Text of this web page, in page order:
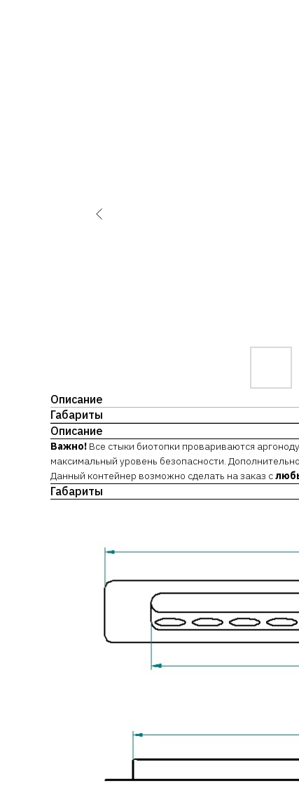
Описание
Габариты
Описание
Важно! ​Все стыки биотопки провариваются
максимальный уровень безопасности.
Данный контейнер возможно сделать на заказ с
Габариты